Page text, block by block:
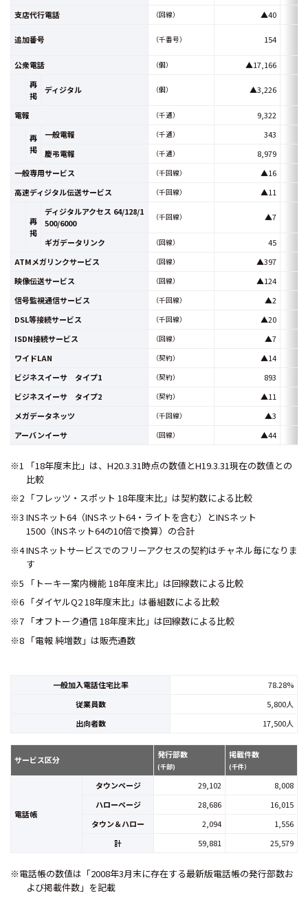
支店代行電話
（回線） ▲40
追加番号 （千番号） 154
公衆電話 （個）
▲17,166
再
掲
ディジタル （個） ▲3,226
電報 （千通） 9,322
再
掲
一般電報 （千通）
343
慶弔電報
（千通）
8,979
一般専用サービス
（千回線）
▲16
高速ディジタル伝送サービス
（千回線） ▲11
再
掲
ディジタルアクセス 64/128/1
500/6000
（千回線） ▲7
ギガデータリンク （回線）
45
ATMメガリンクサービス
（回線）
▲397
映像伝送サービス
（回線）
▲124
信号監視通信サービス
（千回線）
▲2
DSL等接続サービス
（千回線）
▲20
ISDN接続サービス
（回線）
▲7
ワイドLAN
（契約）
▲14
ビジネスイーサ タイプ1
（契約）
893
ビジネスイーサ タイプ2
（契約）
▲11
メガデータネッツ
（千回線）
▲3
アーバンイーサ
（回線） ▲44
※1 「18年度末比」は、H20.3.31時点の数値とH19.3.31現在の数値との
比較
※2 「フレッツ・スポット 18年度末比」は契約数による比較
※3 INSネット64（INSネット64・ライトを含む）とINSネット
1500（INSネット64の10倍で換算）の合計
※4 INSネットサービスでのフリーアクセスの契約はチャネル毎になりま
す
※5 「トーキー案内機能 18年度末比」は回線数による比較
※6 「ダイヤルQ2 18年度末比」は番組数による比較
※7 「オフトーク通信 18年度末比」は回線数による比較
※8 「電報 純増数」は販売通数
一般加入電話住宅比率
78.28%
従業員数
5,800人
出向者数
17,500人
サービス区分 発行部数
(千部)
掲載件数
(千件）
電話帳
タウンページ 29,102
8,008
ハローページ
28,686
16,015
タウン＆ハロー
2,094
1,556
計
59,881 25,579
※電話帳の数値は「2008年3月末に存在する最新版電話帳の発行部数お
よび掲載件数」を記載